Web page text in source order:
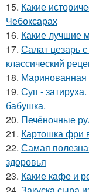
15. Какие
Чебоксарах
16. Какие лучшие
17. Салат цезарь
классический
18.
19. Суп -
бабушка.
20. Печёночные
21. Картошка фри
22. Самая
здоровья
23. Какие кафе и